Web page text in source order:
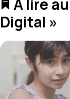
À lire
Digital »